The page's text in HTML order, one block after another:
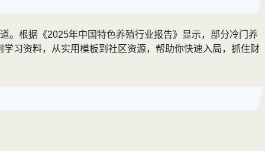
。根据《2025年中国特色养殖行业报告》显示，部分冷门养
习资料，从实用模板到社区资源，帮助你快速入局，抓住财